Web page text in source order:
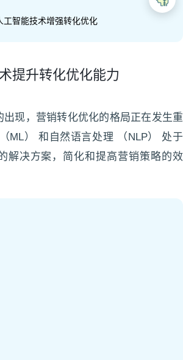
工智能技术增强转化优化
提升转化优化能力
出现，营销转化优化的格局正在发生重
ML） 和自然语言处理 （NLP） 处于
解决方案，简化和提高营销策略的效